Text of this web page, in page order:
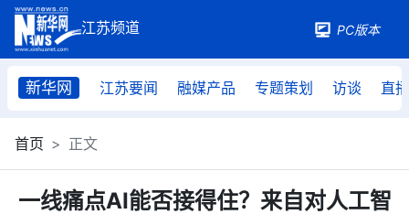
PC版本
新华网 江苏要闻 融媒产品 专题策划 访谈 直播
首页 正文
一线痛点AI能否接得住？来自对人工智